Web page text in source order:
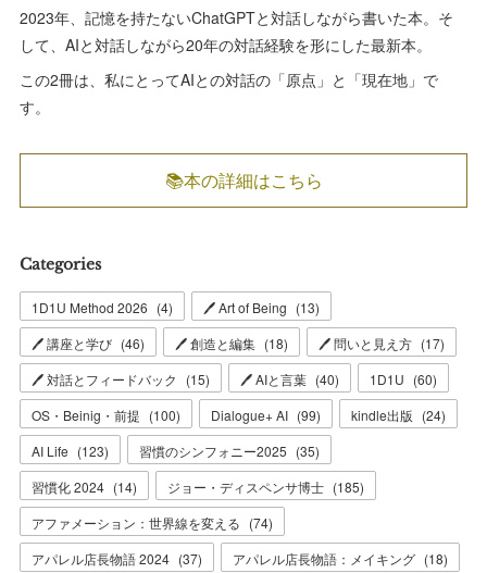
2023年、記憶を持たないChatGPTと対話しながら書いた本。そ
して、AIと対話しながら20年の対話経験を形にした最新本。
この2冊は、私にとってAIとの対話の「原点」と「現在地」で
す。
📚本の詳細はこちら
Categories
1D1U Method 2026 (4) 🖊 Art of Being (13)
🖊 講座と学び (46) 🖊 創造と編集 (18) 🖊 問いと見え方 (17)
🖊 対話とフィードバック
(15) 🖊 AIと言葉 (40) 1D1U (60)
OS・Beinig・前提 (100) Dialogue+ AI (99) kindle出版 (24)
AI Life (123) 習慣のシンフォニー2025 (35)
習慣化 2024 (14) ジョー・ディスペンサ博士 (185)
アファメーション：世界線を変える (74)
アパレル店長物語 2024 (37) アパレル店長物語：メイキング (18)